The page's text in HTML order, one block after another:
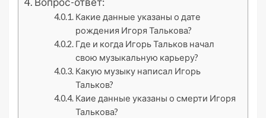
Какие данные указаны о дате
рождения Игоря Талькова?
Где и когда Игорь Тальков начал
свою музыкальную карьеру?
Какую музыку написал Игорь
Тальков?
Каие данные указаны о смерти Игоря
Талькова?